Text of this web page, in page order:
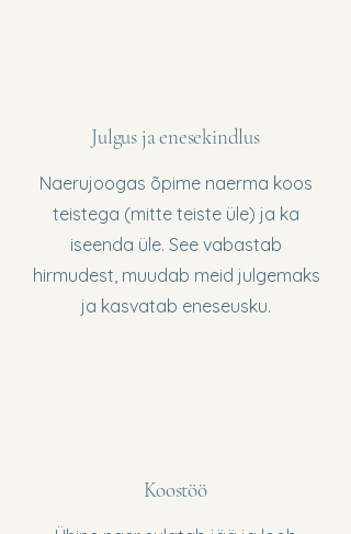
Julgus ja enesekindlus
Naerujoogas õpime naerma koos
teistega (mitte teiste üle) ja ka
iseenda üle. See vabastab
hirmudest, muudab meid julgemaks
ja kasvatab eneseusku.
Koostöö